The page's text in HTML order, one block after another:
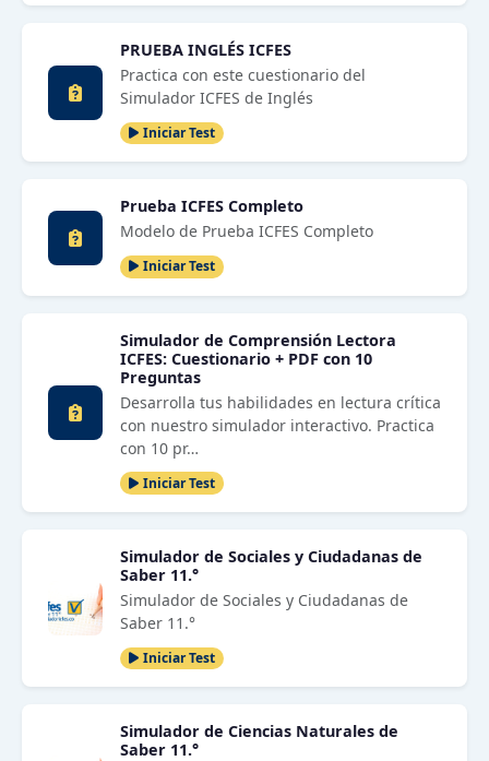
PRUEBA INGLÉS ICFES
Practica con este cuestionario del
Simulador ICFES de Inglés
Iniciar Test
Prueba ICFES Completo
Modelo de Prueba ICFES Completo
Iniciar Test
Simulador de Comprensión Lectora
ICFES: Cuestionario + PDF con 10
Preguntas
Desarrolla tus habilidades en lectura crítica
con nuestro simulador interactivo. Practica
con 10 pr…
Iniciar Test
Simulador de Sociales y Ciudadanas de
Saber 11.°
Simulador de Sociales y Ciudadanas de
Saber 11.°
Iniciar Test
Simulador de Ciencias Naturales de
Saber 11.°